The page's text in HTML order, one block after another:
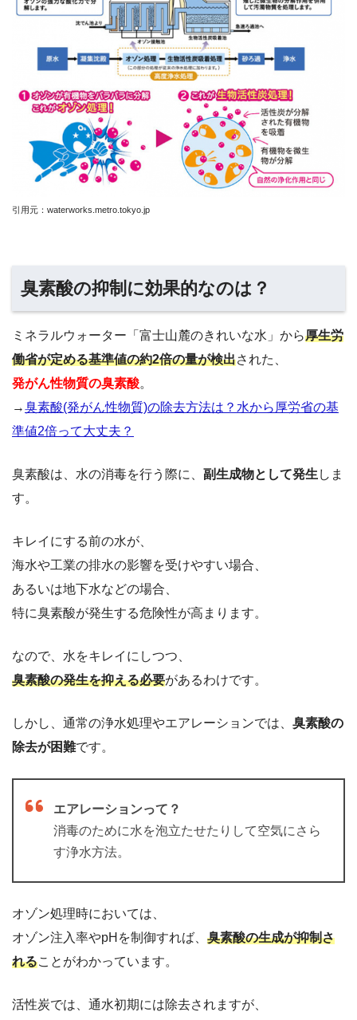
引用元：waterworks.metro.tokyo.jp
臭素酸の抑制に効果的なのは？
ミネラルウォーター「富士山麓のきれいな水」から厚生労
働省が定める基準値の約2倍の量が検出された、
発がん性物質の臭素酸。
→臭素酸(発がん性物質)の除去方法は？水から厚労省の基
準値2倍って大丈夫？
臭素酸は、水の消毒を行う際に、 副生成物として発生 しま
す。
キレイにする前の水が、
海水や工業の排水の影響を受けやすい場合、
あるいは地下水などの場合、
特に臭素酸が発生する危険性が高まります。
なので、水をキレイにしつつ、
臭素酸の発生を抑える必要があるわけです。
しかし、通常の浄水処理やエアレーションでは、 臭素酸の
除去が困難です。
エアレーションって？
消毒のために水を泡立たせたりして空気にさら
す浄水方法。
オゾン処理時においては、
オゾン注入率やpHを制御すれば、 臭素酸の生成が抑制さ
れることがわかっています。
活性炭では、通水初期には除去されますが、